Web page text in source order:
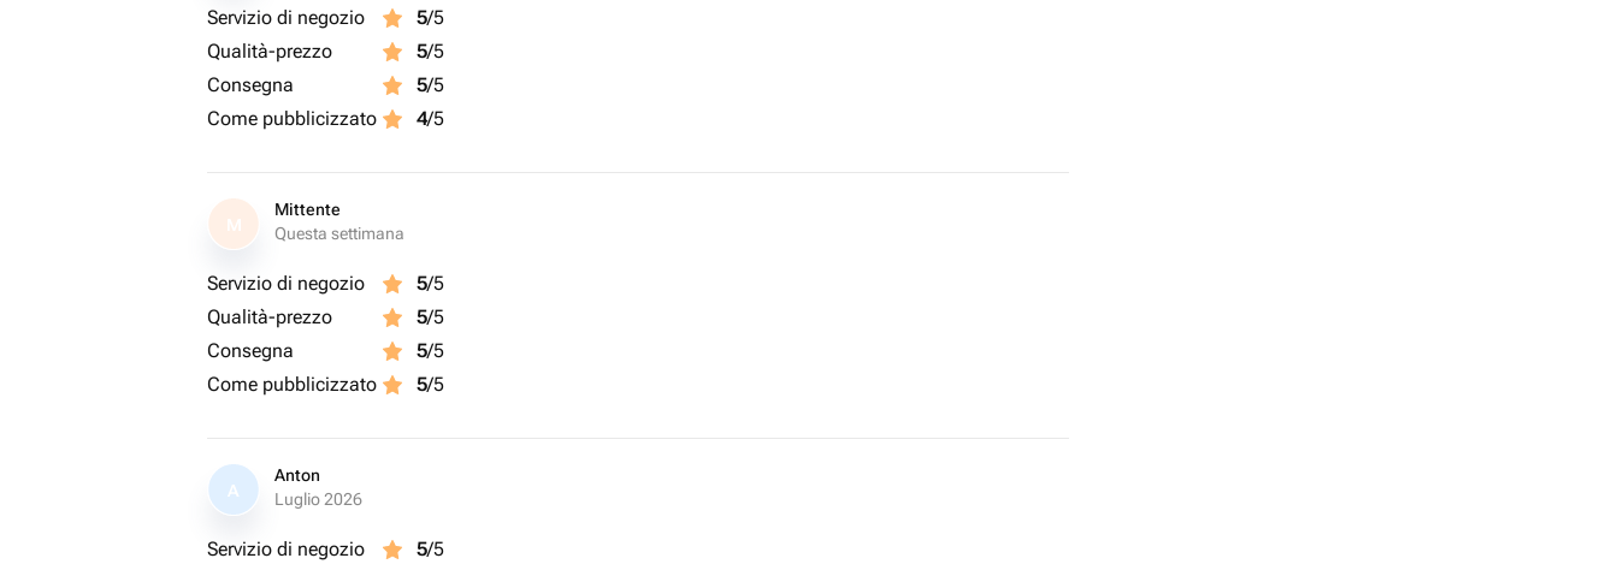
Servizio di negozio 5/5
Qualità-prezzo
5/5
Consegna
5/5
Come pubblicizzato
4/5
M
Mittente
Questa settimana
Servizio di negozio 5/5
Qualità-prezzo
5/5
Consegna
5/5
Come pubblicizzato
5/5
A
Anton
Luglio 2026
Servizio di negozio 5/5